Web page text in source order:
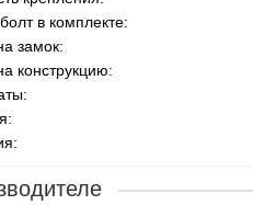
в комплекте:
замок:
конструкцию: